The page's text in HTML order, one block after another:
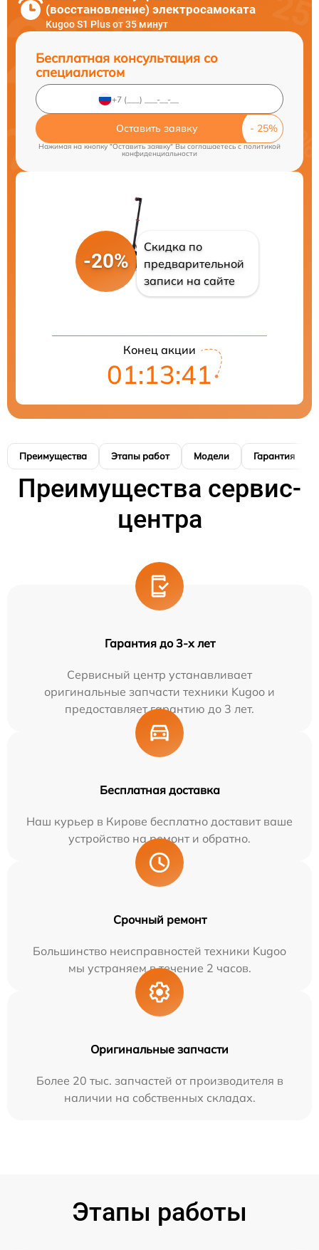
(восстановление) электросамоката
Kugoo S1 Plus от 35 минут
Бесплатная консультация со
специалистом
Оставить заявку
Нажимая на кнопку "Оставить заявку" Вы соглашаетесь cполитикой
конфиденциальности
-20%
Скидка по
предварительной
записи на сайте
Конец акции
01:13:40
Преимущества Этапы работ Модели Гарантия
Преимущества сервис-
центра
Гарантия до 3-х лет
Сервисный центр устанавливает
оригинальные запчасти техники Kugoo и
предоставляет гарантию до 3 лет.
Бесплатная доставка
Наш курьер в Кирове бесплатно доставит ваше
устройство на ремонт и обратно.
Срочный ремонт
Большинство неисправностей техники Kugoo
мы устраняем в течение 2 часов.
Оригинальные запчасти
Более 20 тыс. запчастей от производителя в
наличии на собственных складах.
Этапы работы